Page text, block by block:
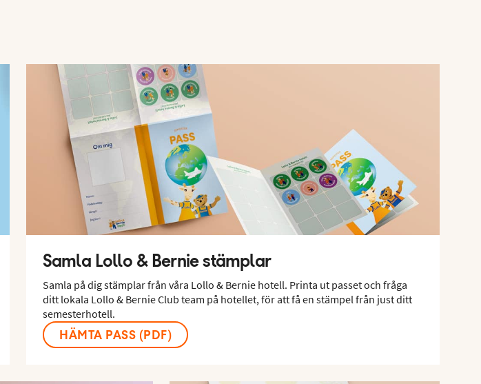
Samla Lollo & Bernie stämplar
Samla på dig stämplar från våra Lollo & Bernie hotell. Printa ut passet och fråga
ditt lokala Lollo & Bernie Club team på hotellet, för att få en stämpel från just ditt
semesterhotell.
HÄMTA PASS (PDF)